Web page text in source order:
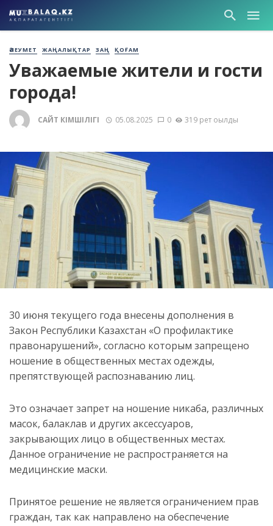
ӘЛЕУМЕТ ЖАҢАЛЫҚТАР ЗАҢ ҚОҒАМ
Уважаемые жители и гости
города!
САЙТ ӘКІМШІЛІГІ 05.08.2025 0 319 рет оқылды
30 июня текущего года внесены дополнения в
Закон Республики Казахстан «О профилактике
правонарушений», согласно которым запрещено
ношение в общественных местах одежды,
препятствующей распознаванию лиц.
Это означает запрет на ношение никаба, различных
масок, балаклав и других аксессуаров,
закрывающих лицо в общественных местах.
Данное ограничение не распространяется на
медицинские маски.
Принятое решение не является ограничением прав
граждан, так как направлено на обеспечение